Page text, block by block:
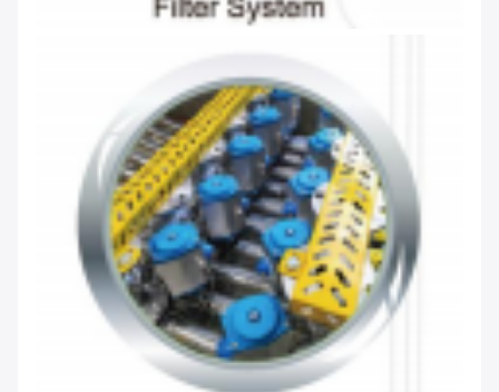
Laisser un message
Nous vous rappellerons bientôt!